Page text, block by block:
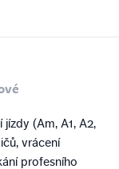
(Am, A1, A2,
vrácení
profesního